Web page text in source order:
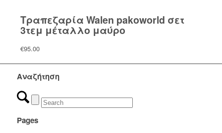
Τραπεζαρία Walen pakoworld σετ
3τεμ μέταλλο μαύρο
€95.00
Αναζήτηση
Pages